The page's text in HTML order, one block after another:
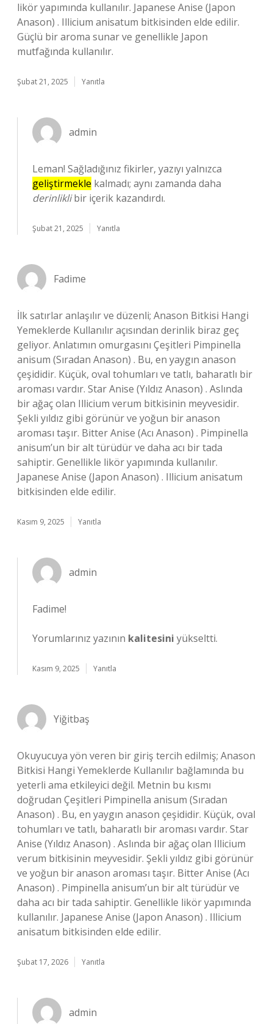
likör yapımında kullanılır. Japanese Anise (Japon
Anason) . Illicium anisatum bitkisinden elde edilir.
Güçlü bir aroma sunar ve genellikle Japon
mutfağında kullanılır.
Şubat 21, 2025 Yanıtla
admin
Leman! Sağladığınız fikirler, yazıyı yalnızca
geliştirmekle kalmadı; aynı zamanda daha
derinliklibir içerik kazandırdı.
Şubat 21, 2025 Yanıtla
Fadime
İlk satırlar anlaşılır ve düzenli; Anason Bitkisi Hangi
Yemeklerde Kullanılır açısından derinlik biraz geç
geliyor. Anlatımın omurgasını Çeşitleri Pimpinella
anisum (Sıradan Anason) . Bu, en yaygın anason
çeşididir. Küçük, oval tohumları ve tatlı, baharatlı bir
aroması vardır. Star Anise (Yıldız Anason) . Aslında
bir ağaç olan Illicium verum bitkisinin meyvesidir.
Şekli yıldız gibi görünür ve yoğun bir anason
aroması taşır. Bitter Anise (Acı Anason) . Pimpinella
anisum’un bir alt türüdür ve daha acı bir tada
sahiptir. Genellikle likör yapımında kullanılır.
Japanese Anise (Japon Anason) . Illicium anisatum
bitkisinden elde edilir.
Kasım 9, 2025 Yanıtla
admin
Fadime!
Yorumlarınız yazının kalitesini yükseltti.
Kasım 9, 2025 Yanıtla
Yiğitbaş
Okuyucuya yön veren bir giriş tercih edilmiş; Anason
Bitkisi Hangi Yemeklerde Kullanılır bağlamında bu
yeterli ama etkileyici değil. Metnin bu kısmı
doğrudan Çeşitleri Pimpinella anisum (Sıradan
Anason) . Bu, en yaygın anason çeşididir. Küçük, oval
tohumları ve tatlı, baharatlı bir aroması vardır. Star
Anise (Yıldız Anason) . Aslında bir ağaç olan Illicium
verum bitkisinin meyvesidir. Şekli yıldız gibi görünür
ve yoğun bir anason aroması taşır. Bitter Anise (Acı
Anason) . Pimpinella anisum’un bir alt türüdür ve
daha acı bir tada sahiptir. Genellikle likör yapımında
kullanılır. Japanese Anise (Japon Anason) . Illicium
anisatum bitkisinden elde edilir.
Şubat 17, 2026 Yanıtla
admin